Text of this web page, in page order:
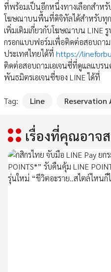
ที่พร้อมเป็นอีกหนึ่งทางเลือกสำหรั
โฆษณาบนพื้นที่ดิจิทัลได้สำหรับทุก
เพิ่มเติมเกี่ยวกับโฆษณาบน LINE
กรอกแบบฟอร์มเพื่อติดต่อสอบถา
ประเทศไทยได้ที่ https://
ติดต่อสอบถามเอเจนซี่ที่ดูแลแบร
พันธมิตรเอเจนซี่ของ LINE ได้ที่
Tag: Line Reservation
เรื่องที่คุณอาจ